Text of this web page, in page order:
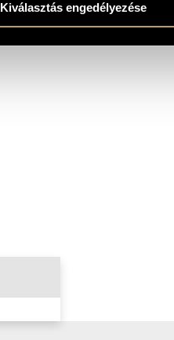
Kiválasztás engedélyezése